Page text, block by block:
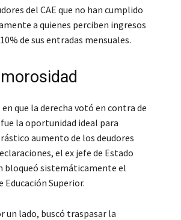
del CAE que no han cumplido
a quienes perciben ingresos
de sus entradas mensuales.
que la derecha votó en contra de
la oportunidad ideal para
aumento de los deudores
el ex jefe de Estado
bloqueó sistemáticamente el
Educación Superior.
un lado, buscó traspasar la